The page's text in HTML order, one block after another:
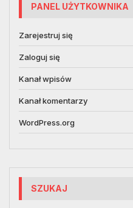
PANEL UŻYTKOWNIKA
Zarejestruj się
Zaloguj się
Kanał wpisów
Kanał komentarzy
WordPress.org
SZUKAJ